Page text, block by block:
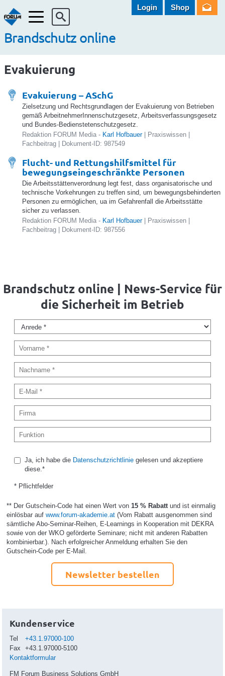
Menü
Brandschutz online
Login Shop
Evakuierung
Evakuierung – ASchG
Zielsetzung und Rechtsgrundlagen der Evakuierung von Betrieben
gemäß ArbeitnehmerInnenschutzgesetz, Arbeitsverfassungsgesetz
und Bundes-Bedienstetenschutzgesetz.
Redaktion FORUM Media - Karl Hofbauer| Praxiswissen |
Fachbeitrag | Dokument-ID: 987549
Flucht- und Rettungshilfsmittel für
bewegungseingeschränkte Personen
Die Arbeitsstättenverordnung legt fest, dass organisatorische und
technische Vorkehrungen zu treffen sind, um bewegungsbehinderten
Personen zu ermöglichen, ua im Gefahrenfall die Arbeitsstätte
sicher zu verlassen.
Redaktion FORUM Media - Karl Hofbauer| Praxiswissen |
Fachbeitrag | Dokument-ID: 987556
Brandschutz online | News-Service für
die Sicherheit im Betrieb
Ja, ich habe die Datenschutzrichtliniegelesen und akzeptiere
diese.*
* Pflichtfelder
** Der Gutschein-Code hat einen Wert von 15 % Rabatt und ist einmalig
einlösbar auf www.forum-akademie.at(Vom Rabatt ausgenommen sind
sämtliche Abo-Seminar-Reihen, E-Learnings in Kooperation mit DEKRA
sowie von der WKO geförderte Seminare; nicht mit anderen Rabatten
kombinierbar.). Nach erfolgreicher Anmeldung erhalten Sie den
Gutschein-Code per E-Mail.
Newsletter bestellen
Kundenservice
Tel
+43.1.97000-100
Fax
+43.1.97000-5100
Kontaktformular
FM Forum Business Solutions GmbH